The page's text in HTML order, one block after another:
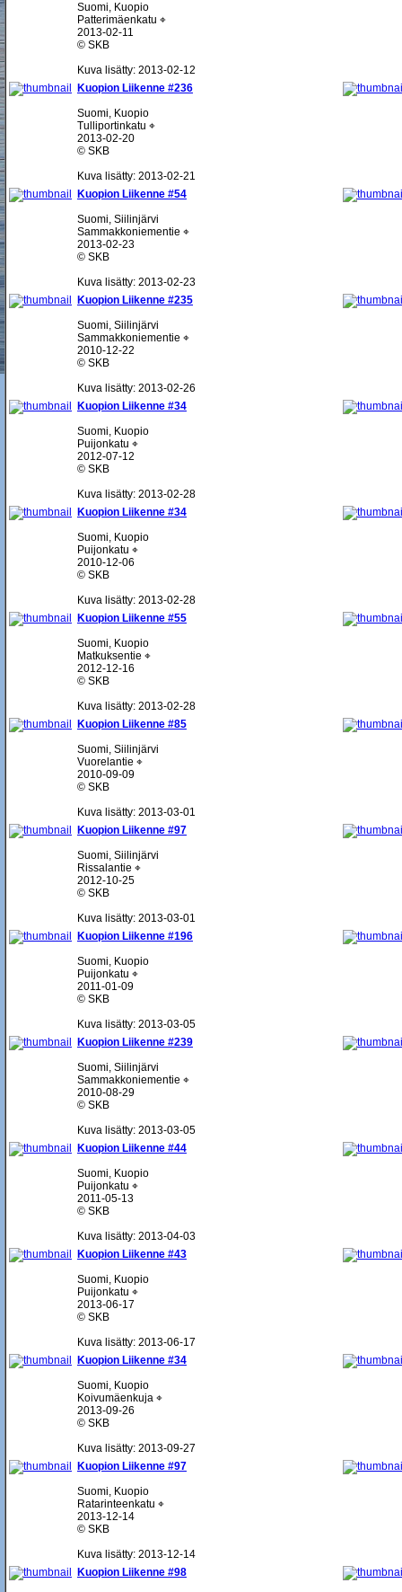
Suomi, Kuopio
Patterimäenkatu ⌖
2013-02-11
© SKB
Kuva lisätty: 2013-02-12
Kuopion Liikenne #236
Suomi, Kuopio
Tulliportinkatu ⌖
2013-02-20
© SKB
Kuva lisätty: 2013-02-21
Kuopion Liikenne #54
Suomi, Siilinjärvi
Sammakkoniementie ⌖
2013-02-23
© SKB
Kuva lisätty: 2013-02-23
Kuopion Liikenne #235
Suomi, Siilinjärvi
Sammakkoniementie ⌖
2010-12-22
© SKB
Kuva lisätty: 2013-02-26
Kuopion Liikenne #34
Suomi, Kuopio
Puijonkatu ⌖
2012-07-12
© SKB
Kuva lisätty: 2013-02-28
Kuopion Liikenne #34
Suomi, Kuopio
Puijonkatu ⌖
2010-12-06
© SKB
Kuva lisätty: 2013-02-28
Kuopion Liikenne #55
Suomi, Kuopio
Matkuksentie ⌖
2012-12-16
© SKB
Kuva lisätty: 2013-02-28
Kuopion Liikenne #85
Suomi, Siilinjärvi
Vuorelantie ⌖
2010-09-09
© SKB
Kuva lisätty: 2013-03-01
Kuopion Liikenne #97
Suomi, Siilinjärvi
Rissalantie ⌖
2012-10-25
© SKB
Kuva lisätty: 2013-03-01
Kuopion Liikenne #196
Suomi, Kuopio
Puijonkatu ⌖
2011-01-09
© SKB
Kuva lisätty: 2013-03-05
Kuopion Liikenne #239
Suomi, Siilinjärvi
Sammakkoniementie ⌖
2010-08-29
© SKB
Kuva lisätty: 2013-03-05
Kuopion Liikenne #44
Suomi, Kuopio
Puijonkatu ⌖
2011-05-13
© SKB
Kuva lisätty: 2013-04-03
Kuopion Liikenne #43
Suomi, Kuopio
Puijonkatu ⌖
2013-06-17
© SKB
Kuva lisätty: 2013-06-17
Kuopion Liikenne #34
Suomi, Kuopio
Koivumäenkuja ⌖
2013-09-26
© SKB
Kuva lisätty: 2013-09-27
Kuopion Liikenne #97
Suomi, Kuopio
Ratarinteenkatu ⌖
2013-12-14
© SKB
Kuva lisätty: 2013-12-14
Kuopion Liikenne #98